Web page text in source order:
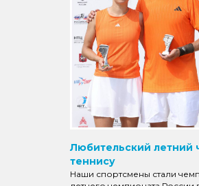
Любительский летний
теннису
Наши спортсмены стали